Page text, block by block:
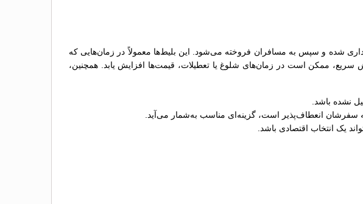
شده و سپس به مسافران فروخته می‌شود. این بلیط‌ها معمولاً در زمان‌هایی که
ممکن است در زمان‌های شلوغ یا تعطیلات، قیمت‌ها افزایش یابد. همچنین،
نشده باشد.
سفرشان انعطاف‌پذیر است، گزینه‌ای مناسب به‌شمار می‌آید.
یک انتخاب اقتصادی باشد.